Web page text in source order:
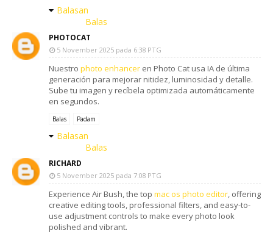
Balasan
Balas
PHOTOCAT
5 November 2025 pada 6:38 PTG
Nuestro photo enhancer en Photo Cat usa IA de última
generación para mejorar nitidez, luminosidad y detalle.
Sube tu imagen y recíbela optimizada automáticamente
en segundos.
Balas Padam
Balasan
Balas
RICHARD
5 November 2025 pada 7:08 PTG
Experience Air Bush, the top mac os photo editor, offering
creative editing tools, professional filters, and easy-to-
use adjustment controls to make every photo look
polished and vibrant.